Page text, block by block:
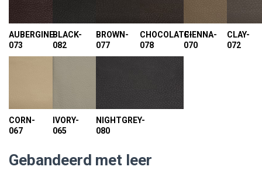
AUBERGINE-
073
BLACK-
082
BROWN-
077
CHOCOLATE-
078
CIENNA-
070
CLAY-
072
CORN-
067
IVORY-
065
NIGHTGREY-
080
Gebandeerd met leer